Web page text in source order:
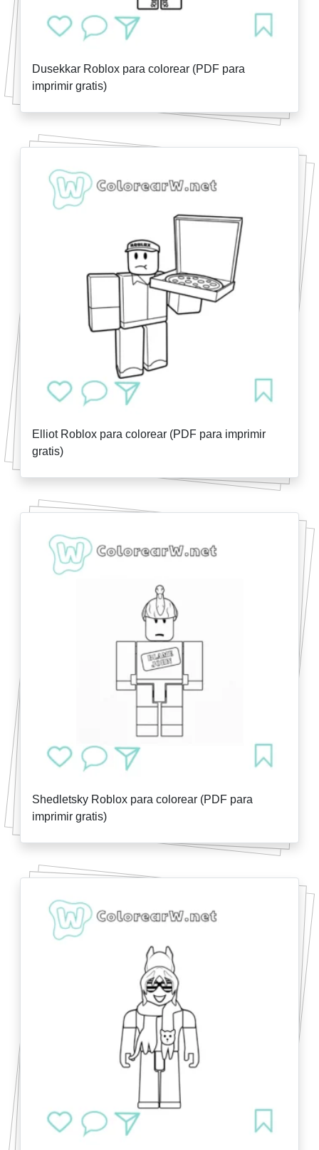
Dusekkar Roblox para colorear (PDF para
imprimir gratis)
Elliot Roblox para colorear (PDF para imprimir
gratis)
Shedletsky Roblox para colorear (PDF para
imprimir gratis)